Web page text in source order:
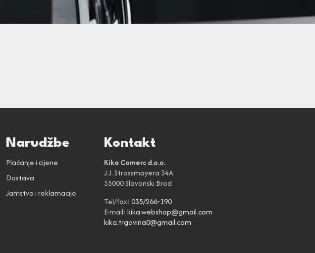
Narudžbe
Plaćanje i cijene
Dostava
Jamstvo i reklamacije
Kontakt
Kika Comerc d.o.o.
J.J. Strossmayera 34A
35000 Slavonski Brod
Tel/fax: 035/266-190
E-mail: kika.webshop@gmail.com
kika.trgovina0@gmail.com